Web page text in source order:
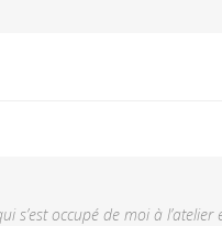
occupé de moi à l’atelier